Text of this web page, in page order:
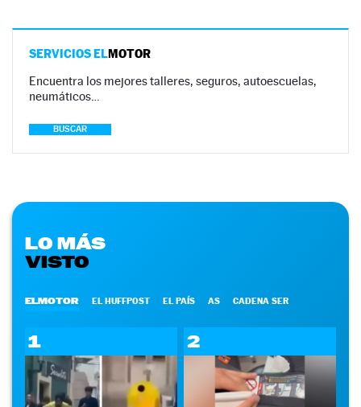
SERVICIOS ELMOTOR
Encuentra los mejores talleres, seguros, autoescuelas,
neumáticos…
BUSCAR
LO MÁS
VISTO
ELMOTOR EL HUFFPOST EL PAÍS AS CADENA SER
1 2